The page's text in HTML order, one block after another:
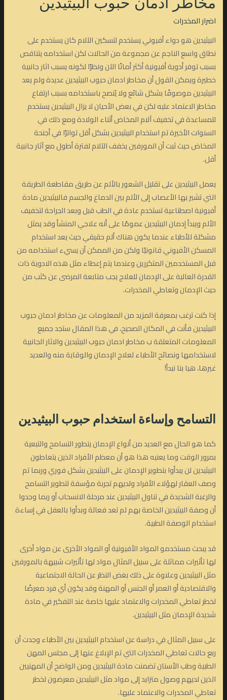
اضرار المخدرات
البيثيدين هو دواء أفيوني يستخدم لتسكين الآلام كان يستخدم على
نطاق واسع الناجم عن مجموعة من الحالات لكن استخدامه يتناقص
بسبب توفر أدوية أفيونية أكثر أمانًا الآن ونظرًا لكونه يسبب اثار جانبية
خطيرة ويمكن القول أن مخاطر ادمان حبوب البيثيدين عديدة ولم يعد
البيثيدين موصوفًا بشكل شائع ولا يُنصح باستخدامه بسبب ارتفاع
مخاطر الاعتماد عليه لكن في بعض الأحيان لا يزال البيثيدين يستخدم
للمساعدة في تخفيف آلام المخاض أثناء الولادة ومع ذلك في
السنوات الأخيرة تم استخدام البيثيدين بشكل أقل تواترًا في أجنحة
المخاض حيث ثبت أن المورفين يخفف الآلام لفترة أطول مع آثار جانبية
أقل.
يعمل البيثيدين على تقليل الشعور بالألم عن طريق مقاطعة الطريقة
التي تشير بها الأعصاب إلى الألم بين الدماغ والجسم فالبيثيدين مادة
أفيونية اصطناعية تستخدم عادة في الطب قبل وبعد الجراحة لتخفيف
الألم ويبدأ إدمان البيثيدين عمومًا على أنه علاجي المنشأ وقد يمثل
مشكلة للأطباء عندما يكون هناك ألم حقيقي حيث يعد استخدام
المسكن الأفيوني قانونيًا ولكن من الممكن أن يسيء استخدامه من
قبل المستخدمين المتكررين وعندما يتم إعطاء مثل هذه الادوية ذات
القدرة العالية على الإدمان للعلاج يجب متابعة المرضى عن كثب من
حيث الإدمان وتعاطي المخدرات.
إذا كنت ترغب بمعرفة المزيد من المعلومات عن مخاطر ادمان حبوب
البيثيدين فأنت في المكان الصحيح، في هذا المقال ستجد جميع
المعلومات المتعلقة ب مخاطر ادمان حبوب البيثيدين والاثار الجانبية
لاستخدامها ونصائح الأطباء لعلاج الإدمان والوقاية منه والعديد
غيرها، هيا بنا نبدأ!
التسامح وإساءة استخدام حبوب البيثيدين
كما هو الحال مع العديد من أنواع الإدمان يتطور التسامح والتبعية
بمرور الوقت وما يعنيه هذا هو أن معظم الأفراد الذين يتعاطون
البيثيدين لن يبدأوا بتطوير الإدمان على البيثيدين بشكل فوري وربما تم
وصف العقار لهؤلاء الأفراد ولديهم تجربة مؤسفة لتطوير التسامح
والرغبة الشديدة في تناول البيثيدين عند مرحلة الانسحاب أو ربما وجدوا
أن وصفة البيثيدين الخاصة بهم لم تعد فعالة وبدأوا بالعفل في إساءة
استخدام الوصفة الطبية.
قد يبحث مستخدمو المواد الأفيونية أو المواد الأخرى عن مواد أخرى
لها تأثيرات مماثلة على سبيل المثال مواد لها تأثيرات شبيهة بالمورفين
مثل البيثيدين وعلاوة على ذلك بغض النظر عن الحالة الاجتماعية
والاقتصادية أو العمر أو الجنس أو المهنة وقد يكون أي فرد معرضًا
لخطر تعاطي المخدرات والاعتماد عليها خاصة عند التفكير في مادة
شديدة الإدمان مثل البيثيدين.
على سبيل المثال في دراسة عن استخدام البيثيدين بين الأطباء وجدت أن
ربع حالات تعاطي المخدرات التي تم الإبلاغ عنها إلى مجلس المهن
الطبية وطب الأسنان تضمنت مادة البيثيدين ومن الواضح أن المهنيين
الذين لديهم وصول متزايد إلى مواد مثل البيثيدين معرضون لخطر
تعاطي المخدرات والاعتماد عليها.